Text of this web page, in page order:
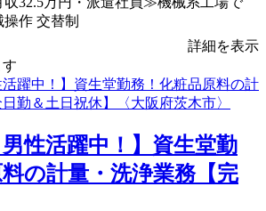
作 交替制
詳細を表示
男性活躍中！】資生堂勤
の計量・洗浄業務【完